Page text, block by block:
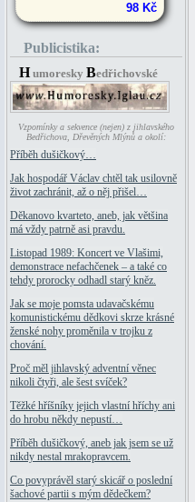
98 Kč
Publicistika:
H umoresky Bedřichovské
Vzpomínky a sekvence (nejen) z jihlavského
Bedřichova, Dřevěných Mlýnů a okolí:
Příběh dušičkový…
Jak hospodář Václav chtěl tak usilovně
život zachránit, až o něj přišel…
Děkanovo kvarteto, aneb, jak většina
má vždy patrně asi pravdu.
Listopad 1989: Koncert ve Vlašimi,
demonstrace nefachčenek – a také co
tehdy prorocky odhadl starý kněz.
Jak se moje pomsta udavačskému
komunistickému dědkovi skrze krásné
ženské nohy proměnila v trojku z
chování.
Proč měl jihlavský adventní věnec
nikoli čtyři, ale šest svíček?
Těžké hříšníky jejich vlastní hříchy ani
do hrobu někdy nepustí…
Příběh dušičkový, aneb jak jsem se už
nikdy nestal mrakopravcem.
Co povyprávěl starý skicář o poslední
šachové partii s mým dědečkem?